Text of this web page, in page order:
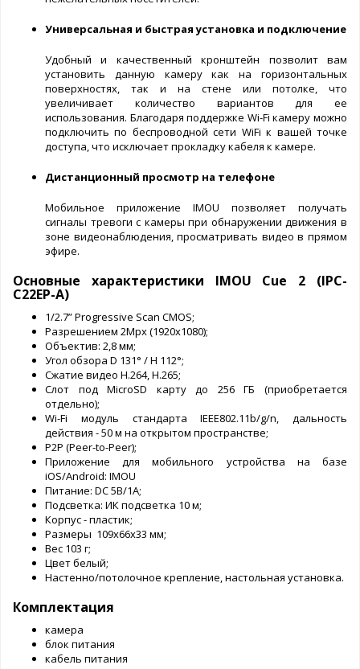
Универсальная и быстрая установка и подключение
Удобный и качественный кронштейн позволит вам
установить данную камеру как на горизонтальных
поверхностях, так и на стене или потолке, что
увеличивает количество вариантов для ее
использования. Благодаря поддержке Wi-Fi камеру можно
подключить по беспроводной сети WiFi к вашей точке
доступа, что исключает прокладку кабеля к камере.
Дистанционный просмотр на телефоне
Мобильное приложение IMOU позволяет получать
сигналы тревоги с камеры при обнаружении движения в
зоне видеонаблюдения, просматривать видео в прямом
эфире.
Основные характеристики IMOU Cue 2 (IPC-
C22EP-A)
1/2.7” Progressive Scan CMOS;
Разрешением 2Mpx (1920x1080);
Объектив: 2,8 мм;
Угол обзора D 131° / H 112°;
Сжатие видео H.264, H.265;
Слот под MicroSD карту до 256 ГБ (приобретается
отдельно);
Wi-Fi модуль стандарта IEEE802.11b/g/n, дальность
действия - 50 м на открытом пространстве;
Р2Р (Peer-to-Peer);
Приложение для мобильного устройства на базе
iOS/Android: IMOU
Питание: DC 5В/1A;
Подсветка: ИК подсветка 10 м;
Корпус - пластик;
Размеры 109х66x33 мм;
Вес 103 г;
Цвет белый;
Настенно/потолочное крепление, настольная установка.
Комплектация
камера
блок питания
кабель питания